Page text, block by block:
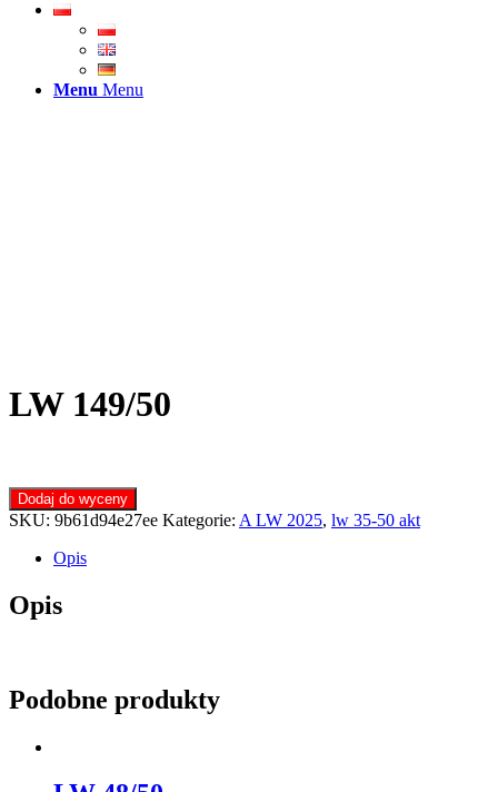
Menu Menu
LW 149/50
Dodaj do wyceny
SKU: 9b61d94e27ee Kategorie: A LW 2025, lw 35-50 akt
Opis
Opis
Podobne produkty